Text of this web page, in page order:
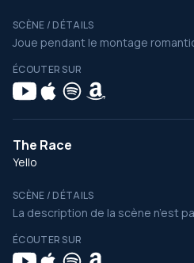
SCÈNE / DÉTAILS
Joue pendant le montage
ÉCOUTER SUR
The Race
Yello
SCÈNE / DÉTAILS
La description de la scène n’est
ÉCOUTER SUR